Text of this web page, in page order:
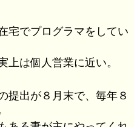
宅でプログラマをしてい
上は個人営業に近い。
提出が８月末で、毎年８